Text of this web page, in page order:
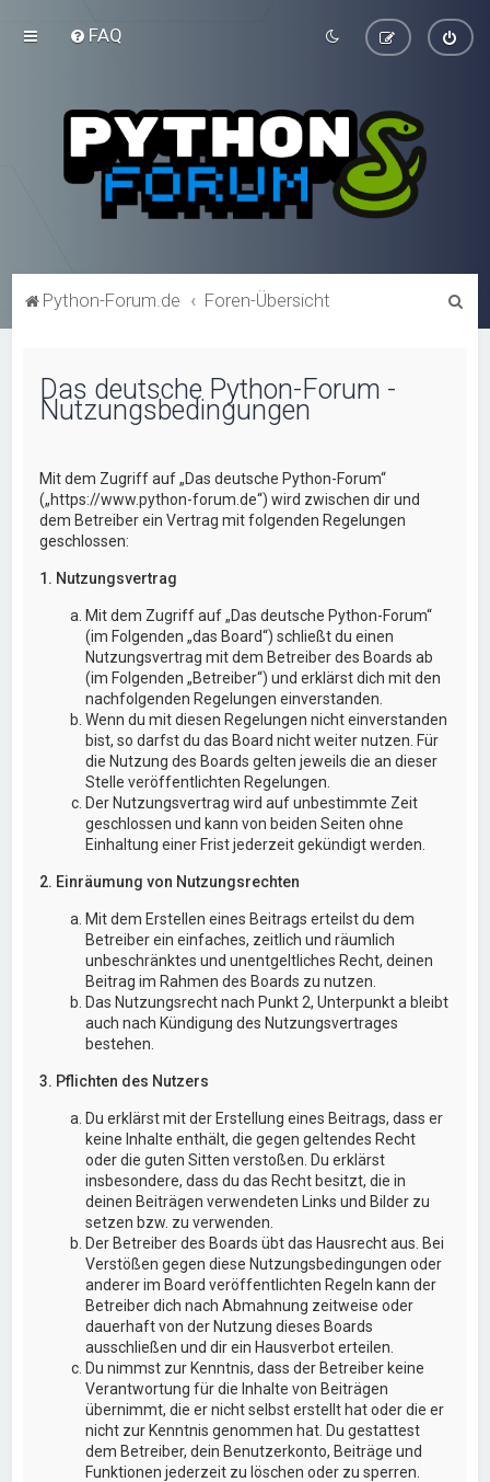
FAQ
Python-Forum.de Foren-Übersicht
Das deutsche Python-Forum -
Nutzungsbedingungen
Mit dem Zugriff auf „Das deutsche Python-Forum“
(„https://www.python-forum.de“) wird zwischen dir und
dem Betreiber ein Vertrag mit folgenden Regelungen
geschlossen:
1. Nutzungsvertrag
Mit dem Zugriff auf „Das deutsche Python-Forum“
(im Folgenden „das Board“) schließt du einen
Nutzungsvertrag mit dem Betreiber des Boards ab
(im Folgenden „Betreiber“) und erklärst dich mit den
nachfolgenden Regelungen einverstanden.
Wenn du mit diesen Regelungen nicht einverstanden
bist, so darfst du das Board nicht weiter nutzen. Für
die Nutzung des Boards gelten jeweils die an dieser
Stelle veröffentlichten Regelungen.
Der Nutzungsvertrag wird auf unbestimmte Zeit
geschlossen und kann von beiden Seiten ohne
Einhaltung einer Frist jederzeit gekündigt werden.
2. Einräumung von Nutzungsrechten
Mit dem Erstellen eines Beitrags erteilst du dem
Betreiber ein einfaches, zeitlich und räumlich
unbeschränktes und unentgeltliches Recht, deinen
Beitrag im Rahmen des Boards zu nutzen.
Das Nutzungsrecht nach Punkt 2, Unterpunkt a bleibt
auch nach Kündigung des Nutzungsvertrages
bestehen.
3. Pflichten des Nutzers
Du erklärst mit der Erstellung eines Beitrags, dass er
keine Inhalte enthält, die gegen geltendes Recht
oder die guten Sitten verstoßen. Du erklärst
insbesondere, dass du das Recht besitzt, die in
deinen Beiträgen verwendeten Links und Bilder zu
setzen bzw. zu verwenden.
Der Betreiber des Boards übt das Hausrecht aus. Bei
Verstößen gegen diese Nutzungsbedingungen oder
anderer im Board veröffentlichten Regeln kann der
Betreiber dich nach Abmahnung zeitweise oder
dauerhaft von der Nutzung dieses Boards
ausschließen und dir ein Hausverbot erteilen.
Du nimmst zur Kenntnis, dass der Betreiber keine
Verantwortung für die Inhalte von Beiträgen
übernimmt, die er nicht selbst erstellt hat oder die er
nicht zur Kenntnis genommen hat. Du gestattest
dem Betreiber, dein Benutzerkonto, Beiträge und
Funktionen jederzeit zu löschen oder zu sperren.